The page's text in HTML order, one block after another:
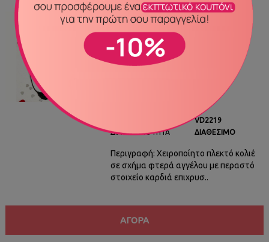
ΔΙΑΘΈΣΙΜΟ
Πλεκτό κολιέ με φτερά
αγγέλου VD2219
ΚΩΔΙΚΌΣ ΠΡΟΪΌΝΤΟΣ
ΔΙΑΘΕΣΙΜΌΤΗΤΑ
VD2219
ΔΙΑΘΈΣΙΜΟ
Περιγραφή: Χειροποίητο πλεκτό κολιέ
σε σχήμα φτερά αγγέλου με περαστό
στοιχείο καρδιά επιχρυσ..
ΑΓΟΡΆ